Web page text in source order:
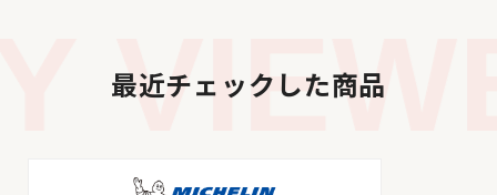
最近チェックした商品